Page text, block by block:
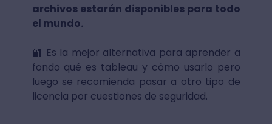
archivos estarán disponibles para todo
el mundo.
🔐 Es la mejor alternativa para aprender a
fondo qué es tableau y cómo usarlo pero
luego se recomienda pasar a otro tipo de
licencia por cuestiones de seguridad.